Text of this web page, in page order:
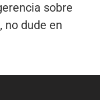
sobre
no dude en